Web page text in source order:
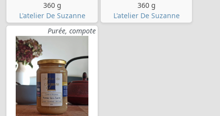
360 g
L'atelier De Suzanne
360 g
L'atelier De Suzanne
Purée, compote